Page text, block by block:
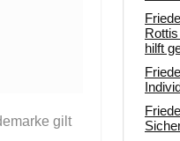
gilt
hilft